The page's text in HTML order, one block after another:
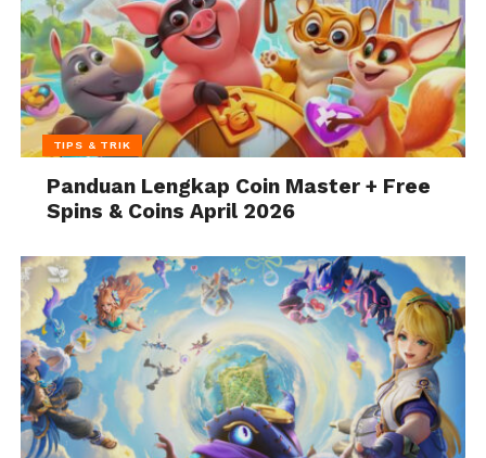
TIPS & TRIK
Panduan Lengkap Coin Master + Free
Spins & Coins April 2026